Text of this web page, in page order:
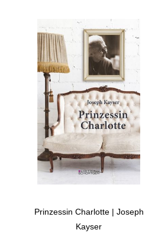
Prinzessin Charlotte | Joseph
Kayser